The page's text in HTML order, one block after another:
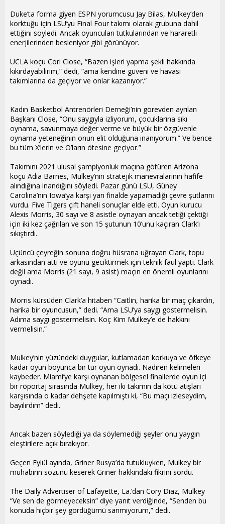
Duke’ta forma giyen ESPN yorumcusu Jay Bilas, Mulkey’den
korktuğu için LSU’yu Final Four takımı olarak grubuna dahil
ettiğini söyledi. Ancak oyuncuları tutkularından ve hararetli
enerjilerinden besleniyor gibi görünüyor.
UCLA koçu Cori Close, “Bazen işleri yapma şekli hakkında
kıkırdayabilirim,” dedi, “ama kendine güveni ve havası
takımlarına da geçiyor ve onlar kazanıyor.”
Kadın Basketbol Antrenörleri Derneği’nin görevden ayrılan
Başkanı Close, “Onu saygıyla izliyorum, çocuklarına sıkı
oynama, savunmaya değer verme ve büyük bir özgüvenle
oynama yeteneğinin onun elit olduğuna inanıyorum.” Ve bence
bu tüm X’lerin ve O’ların ötesine geçiyor.”
Takımını 2021 ulusal şampiyonluk maçına götüren Arizona
koçu Adia Barnes, Mulkey’nin stratejik manevralarının hafife
alındığına inandığını söyledi. Pazar günü LSU, Güney
Carolina’nın Iowa’ya karşı yarı finalde yapamadığı çevre şutlarını
vurdu. Five Tigers çift haneli sonuçlar elde etti. Oyun kurucu
Alexis Morris, 30 sayı ve 8 asistle oynayan ancak tetiği çektiği
için iki kez çağrılan ve son 15 şutunun 10’unu kaçıran Clark’ı
sıkıştırdı.
Üçüncü çeyreğin sonuna doğru hüsrana uğrayan Clark, topu
arkasından attı ve oyunu geciktirmek için teknik faul yaptı. Clark
değil ama Morris (21 sayı, 9 asist) maçın en önemli oyunlarını
oynadı.
Morris kürsüden Clark’a hitaben “Caitlin, harika bir maç çıkardın,
harika bir oyuncusun,” dedi. “Ama LSU’ya saygı göstermelisin.
Adıma saygı göstermelisin. Koç Kim Mulkey’e de hakkını
vermelisin.”
Mulkey’nin yüzündeki duygular, kutlamadan korkuya ve öfkeye
kadar oyun boyunca bir tür oyun oynadı. Nadiren kelimeleri
kaybeder. Miami’ye karşı oynanan bölgesel finallerde oyun içi
bir röportaj sırasında Mulkey, her iki takımın da kötü atışları
karşısında o kadar dehşete kapılmıştı ki, “Bu maçı izleseydim,
bayılırdım” dedi.
Ancak bazen söylediği ya da söylemediği şeyler onu yaygın
eleştirilere açık bırakıyor.
Geçen Eylül ayında, Griner Rusya’da tutukluyken, Mulkey bir
muhabirin sözünü keserek Griner hakkındaki fikrini sordu.
The Daily Advertiser of Lafayette, La.’dan Cory Diaz, Mulkey
“Ve sen de görmeyeceksin” diye yanıt verdiğinde, “Senden bu
konuda hiçbir şey gördüğümü sanmıyorum,” dedi.